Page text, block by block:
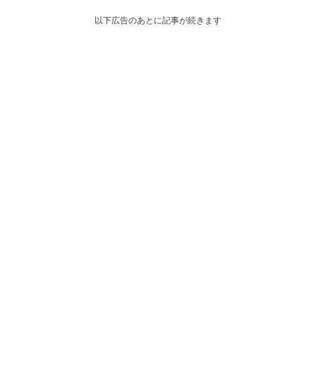
以下広告のあとに記事が続きます